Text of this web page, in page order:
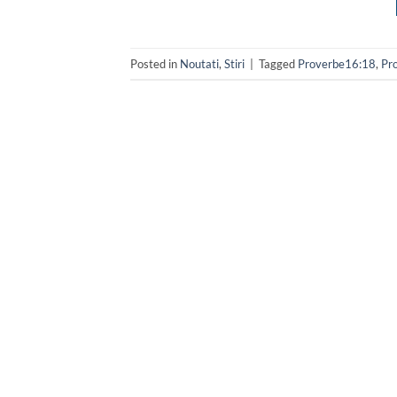
Posted in Noutati, Stiri Tagged Proverbe16:18,